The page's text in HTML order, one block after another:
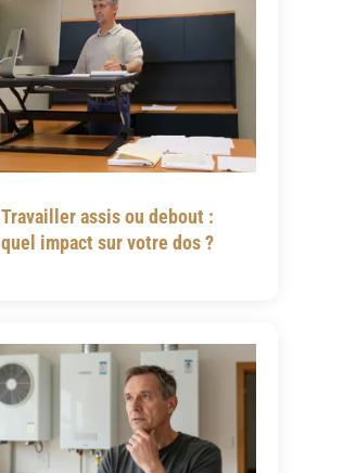
Travailler assis ou debout :
quel impact sur votre dos ?